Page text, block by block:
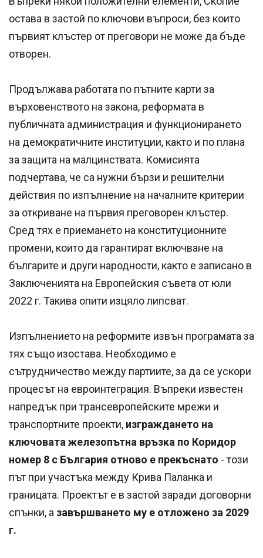
остава в застой по ключови въпроси, без които
първият клъстер от преговори не може да бъде
отворен.
Продължава работата по пътните карти за
върховенството на закона, реформата в
публичната администрация и функционирането
на демократичните институции, както и по плана
за защита на малцинствата. Комисията
подчертава, че са нужни бързи и решителни
действия по изпълнение на началните критерии
за откриване на първия преговорен клъстер.
Сред тях е приемането на конституционните
промени, които да гарантират включване на
българите и други народности, както е записано в
Заключенията на Европейския съвета от юли
2022 г. Такива опити изцяло липсват.
Изпълнението на реформите извън програмата за
тях също изостава. Необходимо е
сътрудничество между партиите, за да се ускори
процесът на евроинтеграция. Въпреки известен
напредък при трансевропейските мрежи и
транспортните проекти, изграждането на
ключовата железопътна връзка по Коридор
номер 8 с България отново е прекъснато - този
път при участъка между Крива Паланка и
границата. Проектът е в застой заради договорни
спънки, а завършването му е отложено за 2029
г.